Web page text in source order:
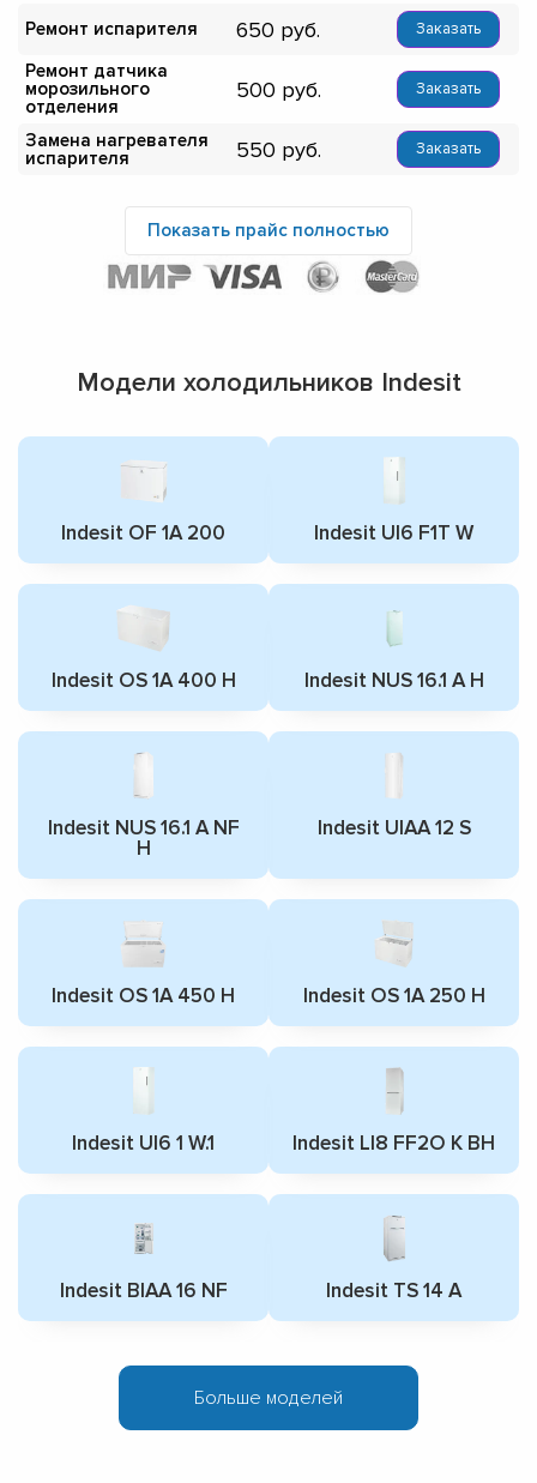
Ремонт испарителя 650 Заказать
Ремонт датчика
морозильного
отделения
500 Заказать
Замена нагревателя
испарителя
550 Заказать
Показать прайс полностью
Модели холодильников Indesit
Indesit OF 1A 200 Indesit UI6 F1T W
Indesit OS 1A 400 H Indesit NUS 16.1 A H
Indesit NUS 16.1 A NF
H
Indesit UIAA 12 S
Indesit OS 1A 450 H Indesit OS 1A 250 H
Indesit UI6 1 W.1 Indesit LI8 FF2O K BH
Indesit BIAA 16 NF Indesit TS 14 A
Больше моделей